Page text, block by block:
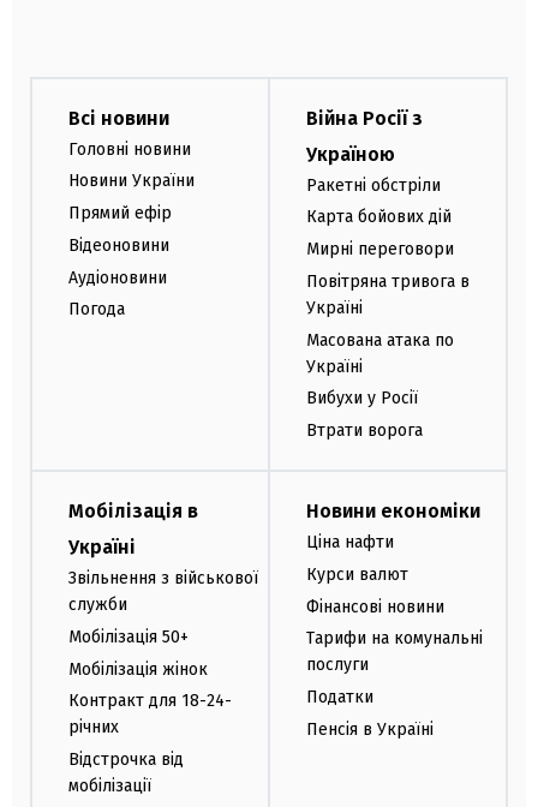
Всі новини
Головні новини
Новини України
Прямий ефір
Відеоновини
Аудіоновини
Погода
Війна Росії з
Україною
Ракетні обстріли
Карта бойових дій
Мирні переговори
Повітряна тривога в
Україні
Масована атака по
Україні
Вибухи у Росії
Втрати ворога
Мобілізація в
Україні
Звільнення з військової
служби
Мобілізація 50+
Мобілізація жінок
Контракт для 18-24-
річних
Відстрочка від
мобілізації
Новини економіки
Ціна нафти
Курси валют
Фінансові новини
Тарифи на комунальні
послуги
Податки
Пенсія в Україні